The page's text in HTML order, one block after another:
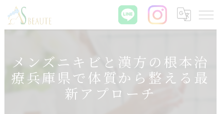
メンズニキビと漢方の根本治
療兵庫県で体質から整える最
新アプローチ